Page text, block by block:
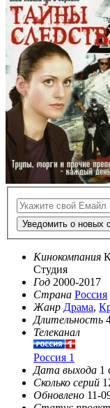
Уведомить о новых
Кинокомпания
Студия
Год 2000-2017
Страна Россия
Жанр Драма,
Длительность
Телеканал
Россия 1
Дата выхода 1
Сколько серий
Обновлено 11-